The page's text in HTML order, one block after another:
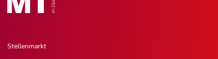
Stellenmarkt